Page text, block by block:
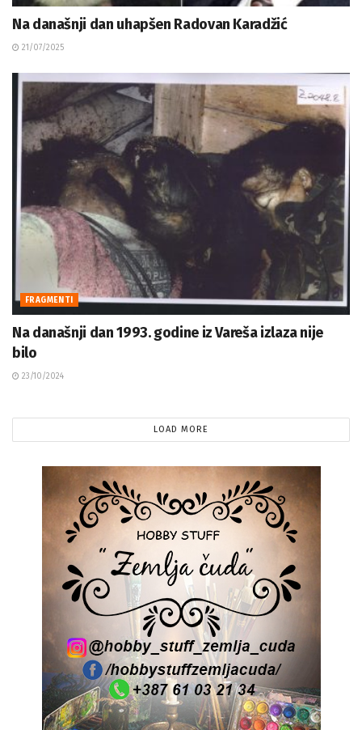
Na današnji dan uhapšen Radovan Karadžić
21/07/2025
FRAGMENTI
Na današnji dan 1993. godine iz Vareša izlaza nije
bilo
23/10/2024
LOAD MORE